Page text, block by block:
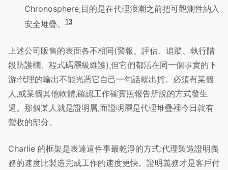
Chronosphere,目的是在代理浪潮之前把可觀測性納入
安全堆疊。
13
上述公司販售的表面各不相同(警報、評估、追蹤、執行階
段防護欄、程式碼層級維護),但它們都活在同一個事實的下
游:代理的輸出不能光憑它自己一句話就出貨。必須有某個
人,或某個其他軟體,確認工作確實照報告所說的方式發生
過。那個某人就是證明層,而證明層是代理堆疊裡今日就有
營收的部分。
Charlie 的框架是表達這件事最乾淨的方式:代理製造證明義
務的速度比製造完成工作的速度更快。證明義務才是客戶付